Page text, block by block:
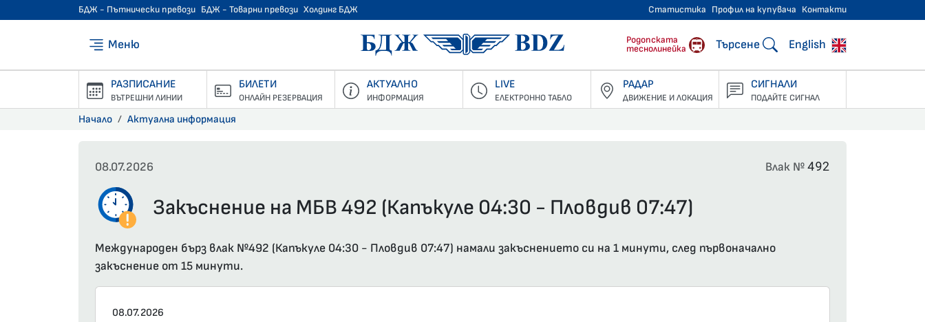
БДЖ - Пътнически превози БДЖ - Товарни превози Холдинг БДЖ Статистика Профил на купувача Контакти
Меню БДЖ - Пътнически превози
Родопската
теснолинейка
Търсене English
РАЗПИСАНИЕ
ВЪТРЕШНИ ЛИНИИ
БИЛЕТИ
ОНЛАЙН РЕЗЕРВАЦИЯ
АКТУАЛНО
ИНФОРМАЦИЯ
LIVE
ЕЛЕКТРОННО ТАБЛО
РАДАР
ДВИЖЕНИЕ И ЛОКАЦИЯ
СИГНАЛИ
ПОДАЙТЕ СИГНАЛ
Начало Актуална информация
08.07.2026 Влак №492
Закъснение на МБВ 492 (Капъкуле 04:30 - Пловдив 07:47)
Международен бърз влак №492 (Капъкуле 04:30 - Пловдив 07:47) намали закъснението си на 1 минути, след първоначално
закъснение от 15 минути.
08.07.2026